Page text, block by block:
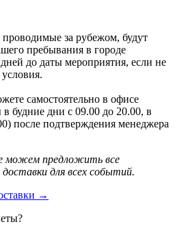
за рубежом, будут
пребывания в городе
до даты мероприятия, если не
самостоятельно в офисе
будние дни с 09.00 до 20.00, в
после подтверждения менеджера
предложить все
для всех событий.
→